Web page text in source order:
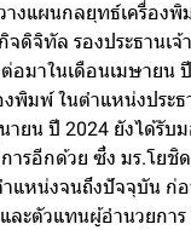
างแผนกลยุทธ์เครื่องพิ
จดิจิทัล รองประธานเ
อมาในเดือนเมษายน
งพิมพ์ ในตำแหน่งประ
ายน ปี 2024 ยังได้รับ
ารอีกด้วย ซึ่ง มร.โยชิ
แหน่งจนถึงปัจจุบัน ก่อ
ละตัวแทนผู้อำนวยกา